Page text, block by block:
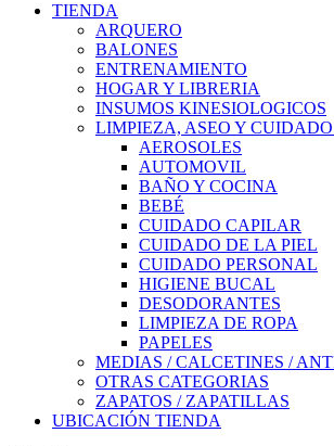
TIENDA
ARQUERO
BALONES
ENTRENAMIENTO
HOGAR Y LIBRERIA
INSUMOS KINESIOLOGICOS
LIMPIEZA, ASEO Y
AEROSOLES
AUTOMOVIL
BAÑO Y COCINA
BEBÉ
CUIDADO CAPILAR
CUIDADO DE LA PIEL
CUIDADO PERSONAL
HIGIENE BUCAL
DESODORANTES
LIMPIEZA DE ROPA
PAPELES
MEDIAS / CALCETINES /
OTRAS CATEGORIAS
ZAPATOS / ZAPATILLAS
UBICACIÓN TIENDA